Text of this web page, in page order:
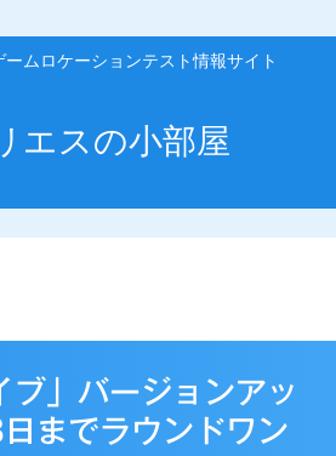
ームロケーションテスト情報サイト
エスの小部屋
」バージョンアッ
までラウンドワン